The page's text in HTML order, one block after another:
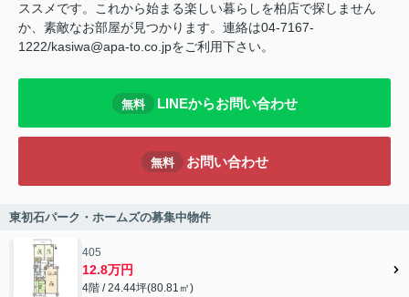
ススメです。これから始まる楽しい暮らしを柏店で探しません
か、素敵なお部屋が見つかります。連絡は04-7167-
1222/kasiwa@apa-to.co.jpをご利用下さい。
無料 LINEからお問い合わせ
無料 お問い合わせ
東初石パーク・ホームズの募集中物件
405
12.8万円
4階 / 24.44坪(80.81㎡)